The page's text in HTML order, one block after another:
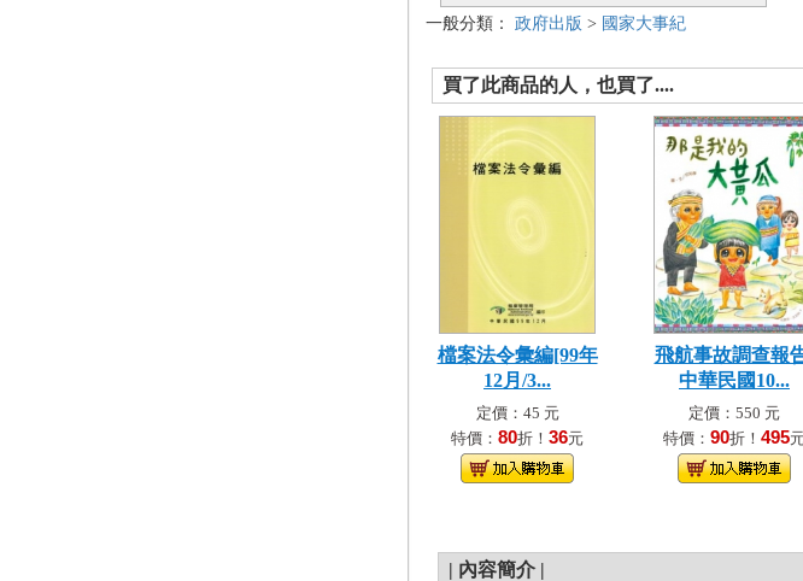
一般分類： 政府出版 > 國家大事紀
買了此商品的人，也買了....
檔案法令彙編[99年
12月/3...
定價：45 元
特價： 80折！ 36元
飛航事故調查報
中華民國10...
定價：550 元
特價： 90折！ 495
| 內容簡介 |